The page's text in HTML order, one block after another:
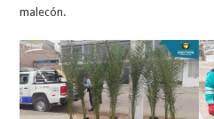
malecón.